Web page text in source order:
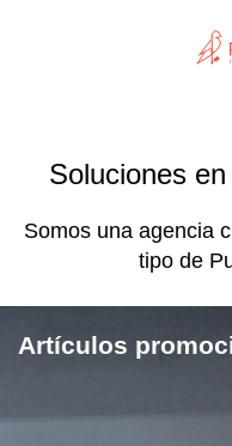
Soluciones
Somos una agencia
tipo de
Artículos